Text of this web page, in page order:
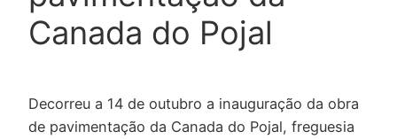
Canada do Pojal
Decorreu a 14 de outubro a inauguração da obra
de pavimentação da Canada do Pojal, freguesia